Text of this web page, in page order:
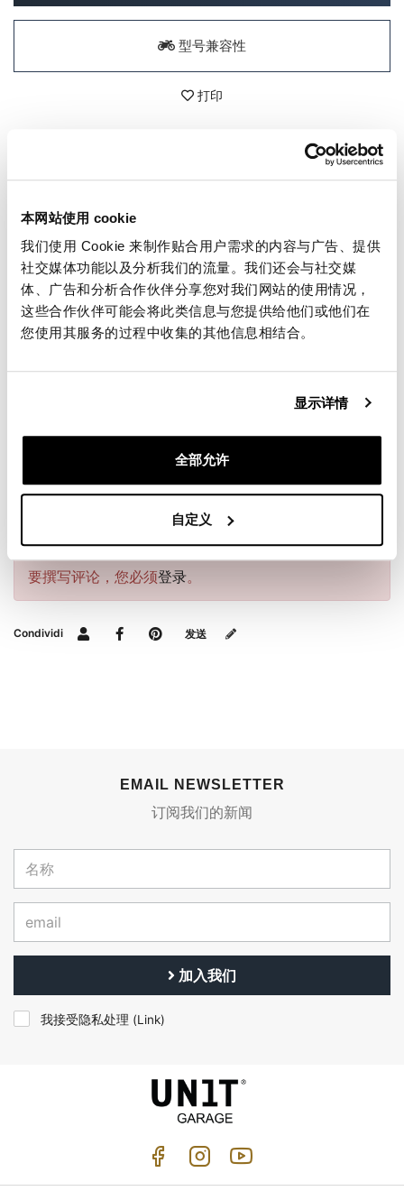
本网站使用 cookie
我们使用 Cookie 来制作贴合用户需求的内容与广告、提供
社交媒体功能以及分析我们的流量。我们还会与社交媒
体、广告和分析合作伙伴分享您对我们网站的使用情况，
这些合作伙伴可能会将此类信息与您提供给他们或他们在
您使用其服务的过程中收集的其他信息相结合。
显示详情
全部允许
自定义
型号兼容性
打印
专为 sKrambler 打造的精美消音器。
配有用于发动机的 ergal 固定法兰，由实体加工而成
(CNC)
不锈钢管和接头，钛端子。
完全由手工和氩弧焊制成（完美）。
非常轻且具有美妙的声音，它为您的四缸发动机带来新
的生命......
要撰写评论，您必须登录。
Condividi 发送
EMAIL NEWSLETTER
订阅我们的新闻
加入我们
我接受隐私处理 (Link)